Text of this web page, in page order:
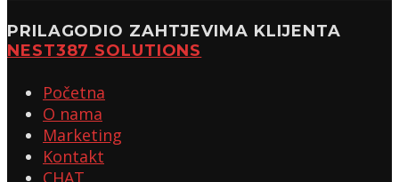
PRILAGODIO ZAHTJEVIMA KLIJENTA
NEST387 SOLUTIONS
Početna
O nama
Marketing
Kontakt
CHAT